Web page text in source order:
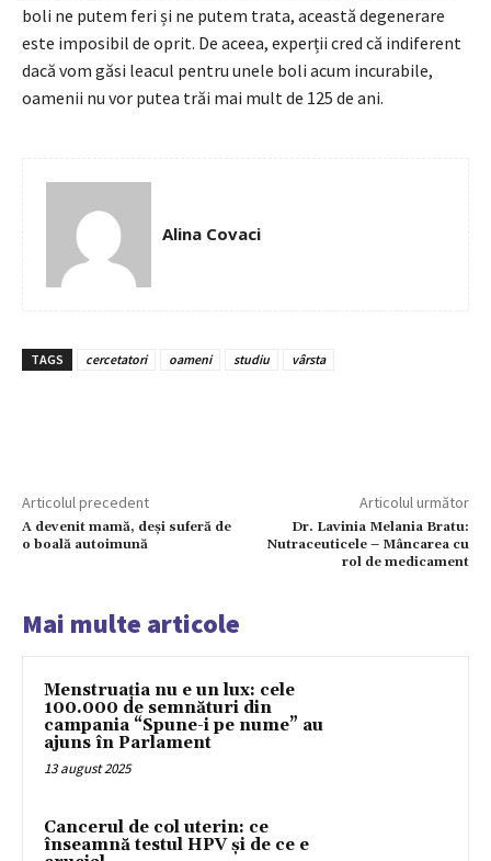
boli ne putem feri și ne putem trata, această degenerare
este imposibil de oprit. De aceea, experții cred că indiferent
dacă vom găsi leacul pentru unele boli acum incurabile,
oamenii nu vor putea trăi mai mult de 125 de ani.
Alina Covaci
TAGS cercetatori oameni studiu vârsta
Articolul precedent
A devenit mamă, deși suferă de
o boală autoimună
Articolul următor
Dr. Lavinia Melania Bratu:
Nutraceuticele – Mâncarea cu
rol de medicament
Mai multe articole
Menstruația nu e un lux: cele
100.000 de semnături din
campania “Spune-i pe nume” au
ajuns în Parlament
13 august 2025
Cancerul de col uterin: ce
înseamnă testul HPV și de ce e